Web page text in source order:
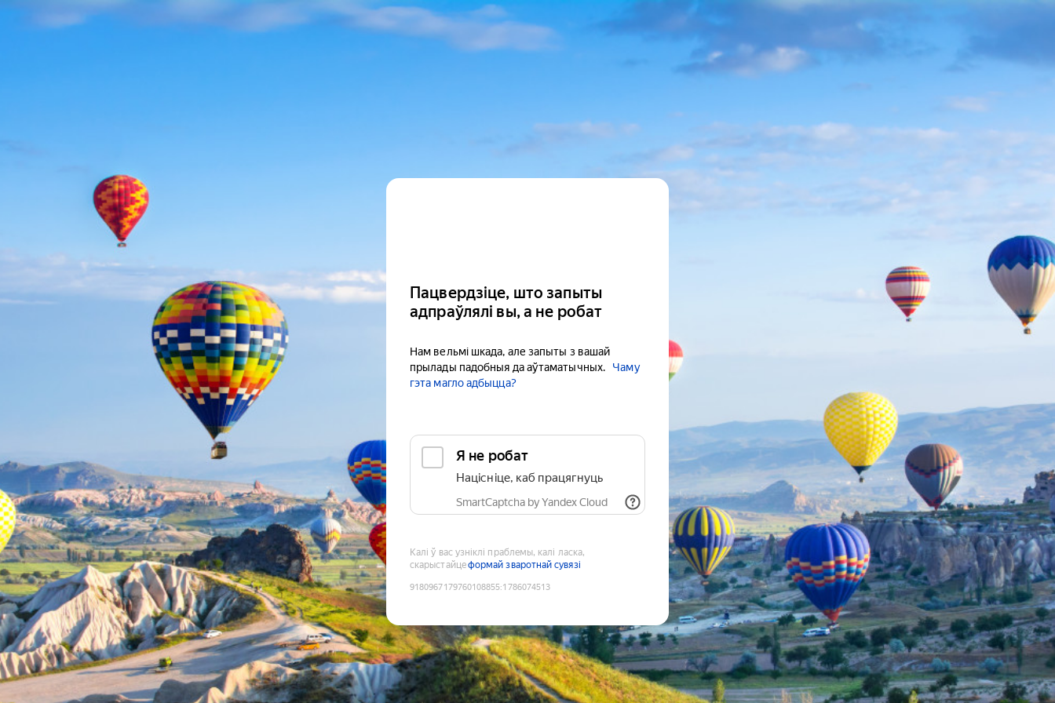
Пацвердзіце, што запыты
адпраўлялі вы, а не робат
Нам вельмі шкада, але запыты з вашай
прылады падобныя да аўтаматычных.
Чаму
гэта магло адбыцца?
Я не робат
Націсніце, каб працягнуць
SmartCaptcha by Yandex Cloud
Калі ў вас узніклі праблемы, калі ласка,
скарыстайцеформай зваротнай сувязі
9180967179760108855:1786074513